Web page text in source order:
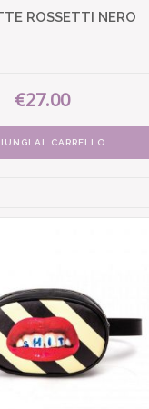
ROSSETTI NERO
€27.00
AL CARRELLO